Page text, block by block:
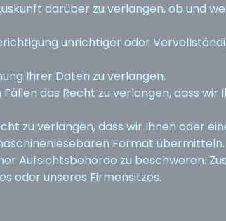
darüber zu verlangen, ob und
unrichtiger oder
Ihrer Daten zu verlangen.
das Recht zu verlangen, dass wir
zu verlangen, dass wir Ihnen oder
Format übermitteln.
Aufsichtsbehörde zu beschweren.
oder unseres Firmensitzes.